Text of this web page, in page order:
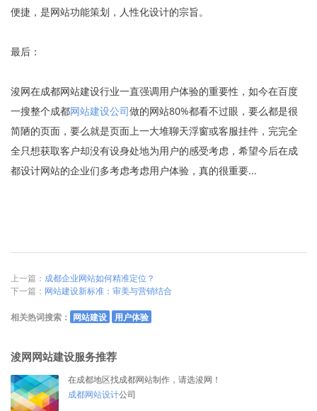
便捷，是网站功能策划，人性化设计的宗旨。
最后：
浚网在成都网站建设行业一直强调用户体验的重要性，如今在百度
一搜整个成都网站建设公司做的网站80%都看不过眼，要么都是很
简陋的页面，要么就是页面上一大堆聊天浮窗或客服挂件，完完全
全只想获取客户却没有设身处地为用户的感受考虑，希望今后在成
都设计网站的企业们多考虑考虑用户体验，真的很重要...
上一篇： 成都企业网站如何精准定位？
下一篇： 网站建设新标准：审美与营销结合
相关热词搜索： 网站建设 用户体验
浚网网站建设服务推荐
在成都地区找成都网站制作，请选浚网！
成都网站设计公司